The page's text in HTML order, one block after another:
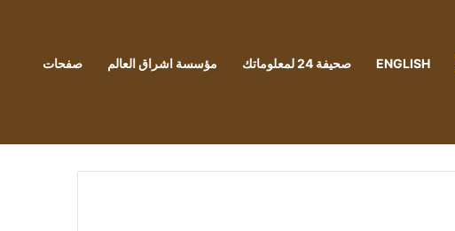
ENGLISH صحيفة 24 لمعلوماتك مؤسسة اشراق العالم صفحات